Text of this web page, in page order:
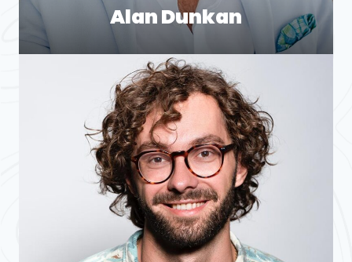
Alan Dunkan